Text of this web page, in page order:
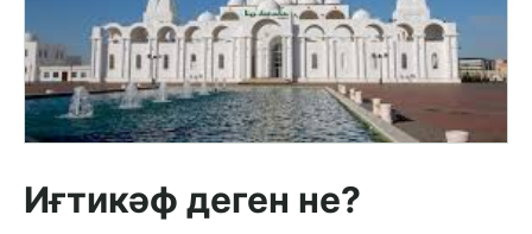
Иғтикәф деген не?